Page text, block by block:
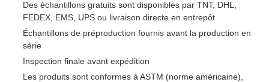
Des échantillons gratuits sont disponibles par TNT, DHL,
FEDEX, EMS, UPS ou livraison directe en entrepôt
Échantillons de préproduction fournis avant la production en
série
Inspection finale avant expédition
Les produits sont conformes à ASTM (norme américaine),